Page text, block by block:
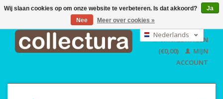
EUR
GBP
USD
Nederlands
English
WINKELWAGEN
(€0,00)
MIJN
ACCOUNT
Wij slaan cookies op om onze website te verbeteren. Is dat akkoord?
Ja
Nee
Meer over cookies »